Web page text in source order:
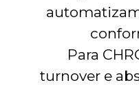
Para
turnover e